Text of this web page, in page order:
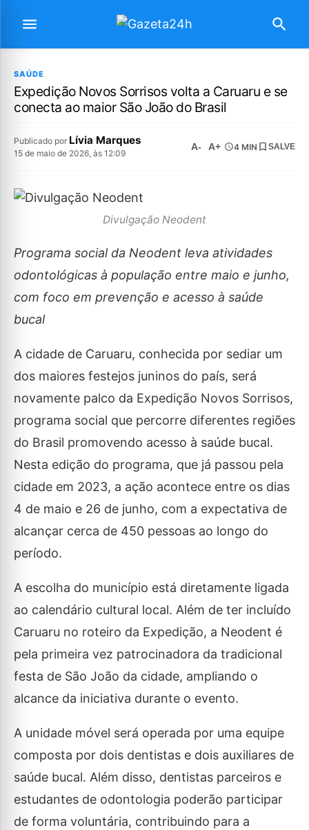
SAÚDE
Expedição Novos Sorrisos volta a Caruaru e se
conecta ao maior São João do Brasil
Publicado por Lívia Marques
15 de maio de 2026, às 12:09
A- A+ 4 MIN SALVE
Divulgação Neodent
Programa social da Neodent leva atividades
odontológicas à população entre maio e junho,
com foco em prevenção e acesso à saúde
bucal
A cidade de Caruaru, conhecida por sediar um
dos maiores festejos juninos do país, será
novamente palco da Expedição Novos Sorrisos,
programa social que percorre diferentes regiões
do Brasil promovendo acesso à saúde bucal.
Nesta edição do programa, que já passou pela
cidade em 2023, a ação acontece entre os dias
4 de maio e 26 de junho, com a expectativa de
alcançar cerca de 450 pessoas ao longo do
período.
A escolha do município está diretamente ligada
ao calendário cultural local. Além de ter incluído
Caruaru no roteiro da Expedição, a Neodent é
pela primeira vez patrocinadora da tradicional
festa de São João da cidade, ampliando o
alcance da iniciativa durante o evento.
A unidade móvel será operada por uma equipe
composta por dois dentistas e dois auxiliares de
saúde bucal. Além disso, dentistas parceiros e
estudantes de odontologia poderão participar
de forma voluntária, contribuindo para a